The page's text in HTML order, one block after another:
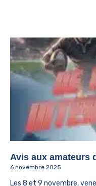
Avis aux amateurs
6 novembre 2025
Les 8 et 9 novembre,